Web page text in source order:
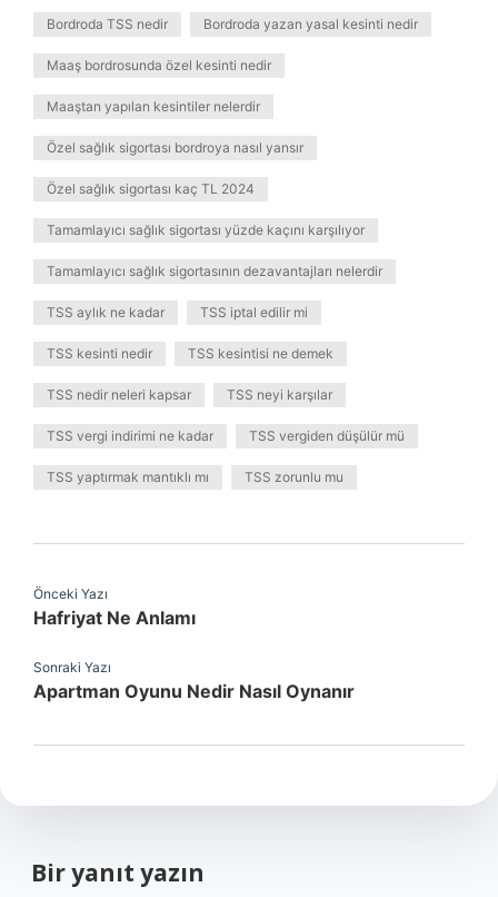
Bordroda TSS nedir Bordroda yazan yasal kesinti nedir
Maaş bordrosunda özel kesinti nedir
Maaştan yapılan kesintiler nelerdir
Özel sağlık sigortası bordroya nasıl yansır
Özel sağlık sigortası kaç TL 2024
Tamamlayıcı sağlık sigortası yüzde kaçını karşılıyor
Tamamlayıcı sağlık sigortasının dezavantajları nelerdir
TSS aylık ne kadar TSS iptal edilir mi
TSS kesinti nedir TSS kesintisi ne demek
TSS nedir neleri kapsar TSS neyi karşılar
TSS vergi indirimi ne kadar TSS vergiden düşülür mü
TSS yaptırmak mantıklı mı TSS zorunlu mu
Önceki Yazı
Hafriyat Ne Anlamı
Sonraki Yazı
Apartman Oyunu Nedir Nasıl Oynanır
Bir yanıt yazın